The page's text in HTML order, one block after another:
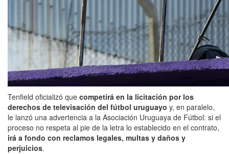
Tenfield oficializó que competirá en la licitación por los
derechos de televisación del fútbol uruguayo y, en paralelo,
le lanzó una advertencia a la Asociación Uruguaya de Fútbol: si el
proceso no respeta al pie de la letra lo establecido en el contrato,
irá a fondo con reclamos legales, multas y daños y
perjuicios.